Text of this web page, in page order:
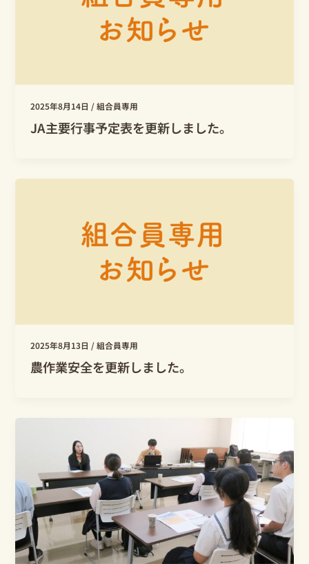
2025年8月14日 /組合員専用
JA主要行事予定表を更新しました。
2025年8月13日/組合員専用
農作業安全を更新しました。